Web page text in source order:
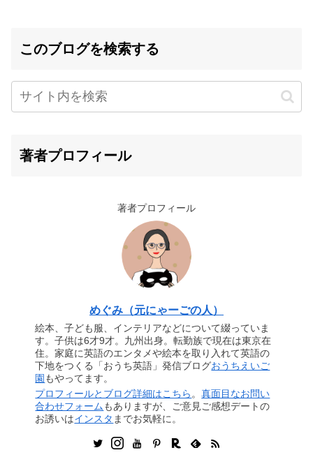
このブログを検索する
著者プロフィール
著者プロフィール
めぐみ（元にゃーごの人）
絵本、子ども服、インテリアなどについて綴っていま
す。子供は6才9才。九州出身。転勤族で現在は東京在
住。家庭に英語のエンタメや絵本を取り入れて英語の
下地をつくる「おうち英語」発信ブログおうちえいご
園 もやってます。
プロフィールとブログ詳細はこちら 。真面目なお問い
合わせフォームもありますが、ご意見ご感想デートの
お誘いはインスタ までお気軽に。